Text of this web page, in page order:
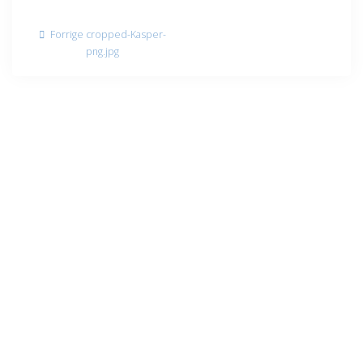
Indlægsnavigation
Forrige Forrige
indlæg:
cropped-Kasper-
png.jpg